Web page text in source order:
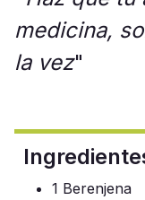
medicina,
la vez"
1 Berenjena